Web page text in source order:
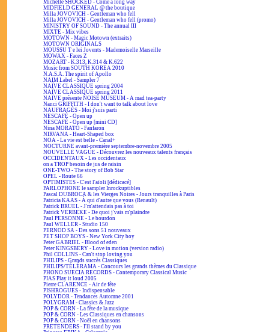
Michelle SHOCKED - Come a long way
MIDFIELD GENERAL @ the boutique
Milla JOVOVICH - Gentleman who fell
Milla JOVOVICH - Gentleman who fell (promo)
MINISTRY OF SOUND - The annual III
MIXTE - Mix vibes
MOTOWN - Magic Motown (extraits)
MOTOWN ORIGINALS
MOUSSU T e lei Jovents - Mademoiselle Marseille
MOWAX - Faces Z
MOZART - K.313, K.314 & K.622
Music from SOUTH KOREA 2010
N.A.S.A. The spirit of Apollo
NAIM Label - Sampler 7
NAÏVE CLASSIQUE spring 2004
NAÏVE CLASSIQUE spring 2011
NAÏVE présente NOISE MUSEUM - A mad tea-party
Nanci GRIFFITH - I don't want to talk about love
NAUFRAGÉS - Moi j'suis parti
NESCAFÉ - Open up
NESCAFÉ - Open up [mini CD]
Nina MORATO - Fanfaron
NIRVANA - Heart-Shaped box
NOA - La vie est belle - Canal+
NOCTURNE avant-première septembre-novembre 2005
NOUVELLE VAGUE - Découvrez les nouveaux talents français
OCCIDENTAUX - Les occidentaux
on a TROP besoin de jus de raisin
ONE-TWO - The story of Bob Star
OPEL - Route 66
OPTIMISTES - C'est l'aïoli [dédicacé]
PARLOPHONE le sampler Inrockuptibles
Pascal DUBROCA & les Vierges Noires - Jours tranquilles à Paris
Patricia KAAS - À qui d'autre que vous (Renault)
Patrick BRUEL - J'm'attendais pas à toi
Patrick VERBEKE - De quoi j'vais m'plaindre
Paul PERSONNE - Le bourdon
Paul WELLER - Studio 150
PERNOD SA - Des sons 51 nouveaux
PET SHOP BOYS - New York City boy
Peter GABRIEL - Blood of eden
Peter KINGSBERY - Love in motion (version radio)
Phil COLLINS - Can't stop loving you
PHILIPS - Grands succès Classiques
PHILIPS/TÉLÉRAMA - Concours les grands thèmes du Classique
PHONO SUECIA RECORDS - Contemporary Classical Music
PIAS Play it loud 2005
Pierre CLARENCE - Air de fête
PISHROGUES - Indispensable
POLYDOR - Tendances Automne 2001
POLYGRAM - Classics & Jazz
POP & CORN - La fête de la musique
POP & CORN - Les Classiques en chansons
POP & CORN - Noël en chansons
PRETENDERS - I'll stand by you